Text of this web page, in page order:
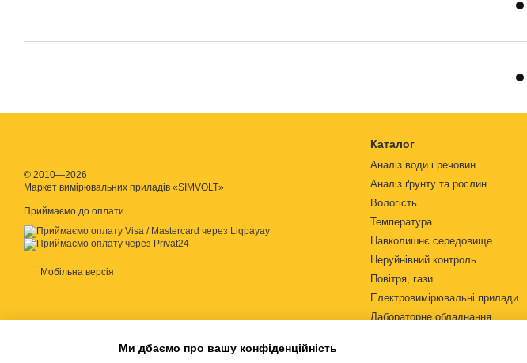
© 2010—2026
Маркет вимірювальних приладів «SIMVOLT»
Приймаємо до оплати
Мобільна версія
Каталог
Аналіз води і речовин
Аналіз ґрунту та рослин
Вологість
Температура
Навколишнє середовище
Неруйнівний контроль
Повітря, гази
Електровимірювальні прилади
Лабораторне обладнання
Ми дбаємо про вашу конфіденційність